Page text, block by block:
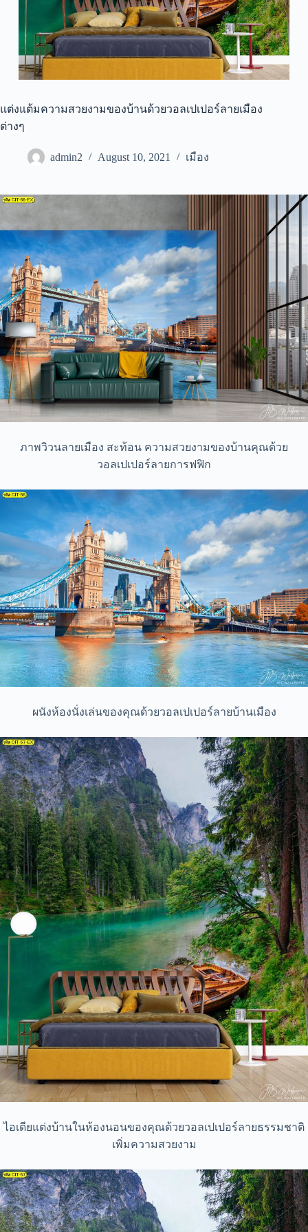
แต่งแต้มความสวยงามของบ้านด้วยวอลเปเปอร์ลายเมือง
ต่างๆ
admin2 August 10, 2021 เมือง
ภาพวิวนลายเมือง สะท้อน ความสวยงามของบ้านคุณด้วย
วอลเปเปอร์ลายการฟฟิก
ผนังห้องนั่งเล่นของคุณด้วยวอลเปเปอร์ลายบ้านเมือง
ไอเดียแต่งบ้านในห้องนอนของคุณด้วยวอลเปเปอร์ลายธรรมชาติ
เพิ่มความสวยงาม